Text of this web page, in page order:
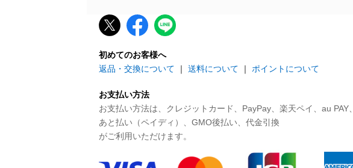
初めてのお客様へ
返品・交換について ｜ 送料について ｜ ポイントについて
お支払い方法
お支払い方法は、クレジットカード、PayPay、楽天ペイ、au PAY、
あと払い（ペイディ）、GMO後払い、代金引換
がご利用いただけます。